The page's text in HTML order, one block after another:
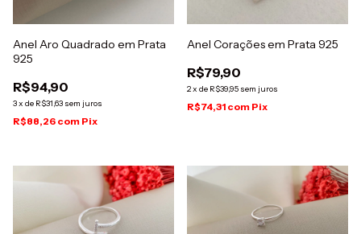
Anel Aro Quadrado em Prata
925
R$94,90
3x de R$31,63 sem juros
R$88,26 com Pix
Anel Corações em Prata 925
R$79,90
2x de R$39,95 sem juros
R$74,31 com Pix